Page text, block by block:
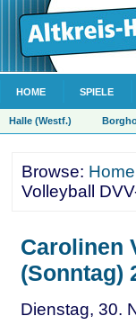
HOME SPIELE
Halle (Westf.)
Browse: Home
Volleyball
Carolinen
(Sonntag)
Dienstag, 30.